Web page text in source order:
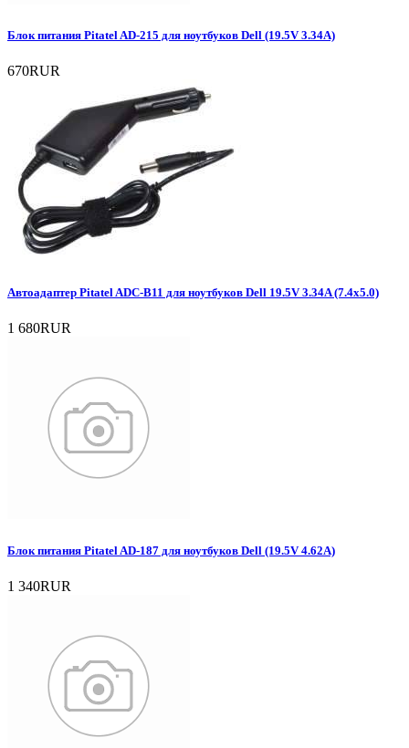
Блок питания Pitatel AD-215 для ноутбуков Dell (19.5V 3.34A)
670RUR
Автоадаптер Pitatel ADC-B11 для ноутбуков Dell 19.5V 3.34A (7.4x5.0)
1 680RUR
Блок питания Pitatel AD-187 для ноутбуков Dell (19.5V 4.62A)
1 340RUR